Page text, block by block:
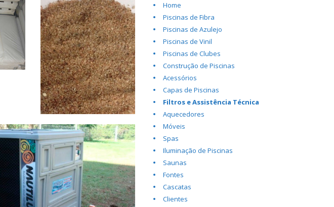
Home
Piscinas de Fibra
Piscinas de Azulejo
Piscinas de Vinil
Piscinas de Clubes
Construção de Piscinas
Acessórios
Capas de Piscinas
Filtros e Assistência Técnica
Aquecedores
Móveis
Spas
Iluminação de Piscinas
Saunas
Fontes
Cascatas
Clientes